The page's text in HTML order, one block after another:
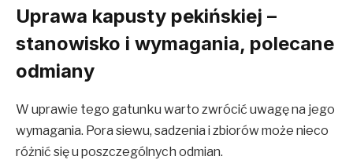
Uprawa kapusty pekińskiej –
stanowisko i wymagania, polecane
odmiany
W uprawie tego gatunku warto zwrócić uwagę na jego
wymagania. Pora siewu, sadzenia i zbiorów może nieco
różnić się u poszczególnych odmian.